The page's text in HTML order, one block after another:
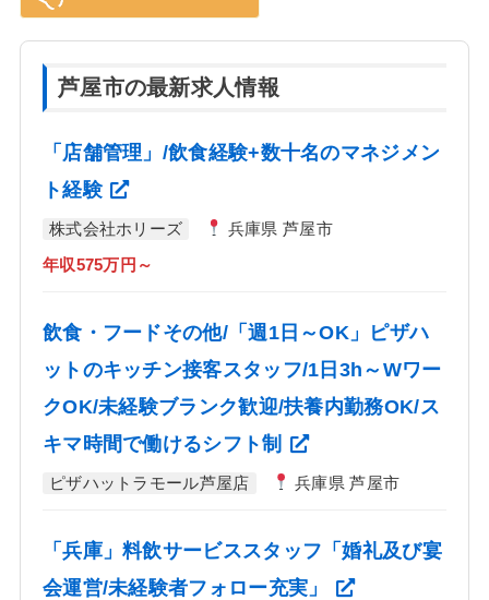
芦屋市の最新求人情報
「店舗管理」/飲食経験+数十名のマネジメン
ト経験
株式会社ホリーズ 兵庫県 芦屋市
年収575万円～
飲食・フードその他/「週1日～OK」ピザハ
ットのキッチン接客スタッフ/1日3h～Wワー
クOK/未経験ブランク歓迎/扶養内勤務OK/ス
キマ時間で働けるシフト制
ピザハットラモール芦屋店 兵庫県 芦屋市
「兵庫」料飲サービススタッフ「婚礼及び宴
会運営/未経験者フォロー充実」